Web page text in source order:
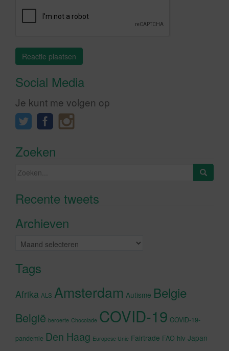
Social Media
Je kunt me volgen op
Zoeken
Zoeken
Recente tweetsKlik om marketing cookies te
Archieven
Archieven
Tags
Afrika ALS Amsterdam Autisme Belgie
België beroerte Chocolade COVID-19 COVID-19-
pandemie Den Haag Europese Unie Fairtrade FAO hiv Japan